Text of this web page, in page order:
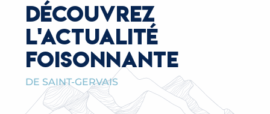
DÉCOUVREZ
L'ACTUALITÉ
FOISONNANTE
DE SAINT-GERVAIS